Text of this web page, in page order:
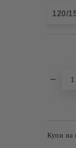
120/
Купи на